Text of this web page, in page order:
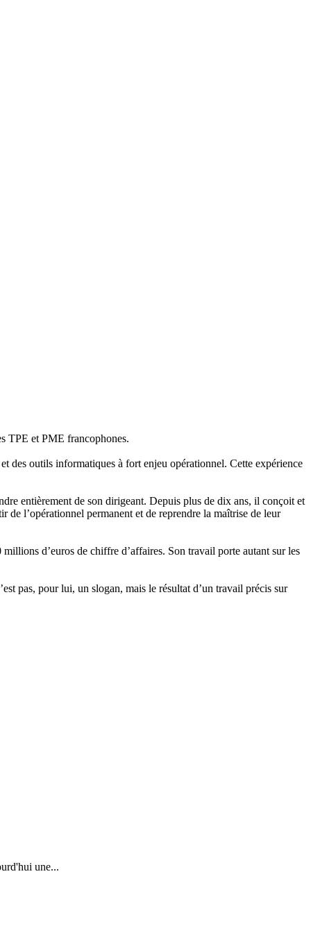
TPE et PME francophones.
des outils informatiques à fort enjeu opérationnel. Cette expérience
entièrement de son dirigeant. Depuis plus de dix ans, il conçoit et
l’opérationnel permanent et de reprendre la maîtrise de leur
d’euros de chiffre d’affaires. Son travail porte autant sur les
pas, pour lui, un slogan, mais le résultat d’un travail précis sur
une...